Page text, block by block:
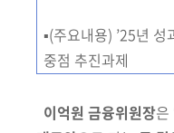
▪(주요내용) ’25년
중점 추진과제
이억원 금융위원장은